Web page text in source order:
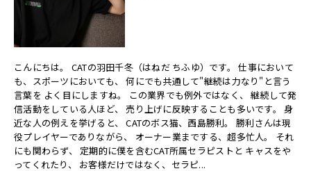
こんにちは。 CATの羽田千冬（はねだ ちふゆ）です。 仕事において
も、スポーツにおいても、 何にでも共通して"継続は力なり"と言う
言葉を よく目にしますね。 この業界でも例外ではなく、 継続して発
信活動をしている人ほど、 売り上げに反映することも多いです。 身
近な人の例えを挙げると、 CATのボス猫、西島勝利。 勝利さんは現
役プレイヤーでありながら、 オーナー業までする、超多忙人。 それ
にも関わらず、 定期的に僕を含むCAT所属セラピストと キャスをや
ってくれたり、 お客様だけではなく、セラピ...